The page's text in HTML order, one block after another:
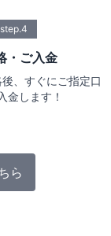
step.4
・ご入金
、すぐにご指定口
金します！
ら